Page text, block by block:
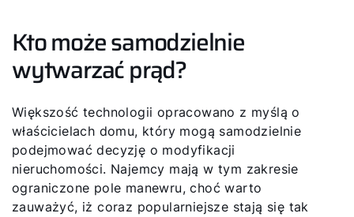
Kto może samodzielnie
wytwarzać prąd?
Większość technologii opracowano z myślą o
właścicielach domu, który mogą samodzielnie
podejmować decyzję o modyfikacji
nieruchomości. Najemcy mają w tym zakresie
ograniczone pole manewru, choć warto
zauważyć, iż coraz popularniejsze stają się tak